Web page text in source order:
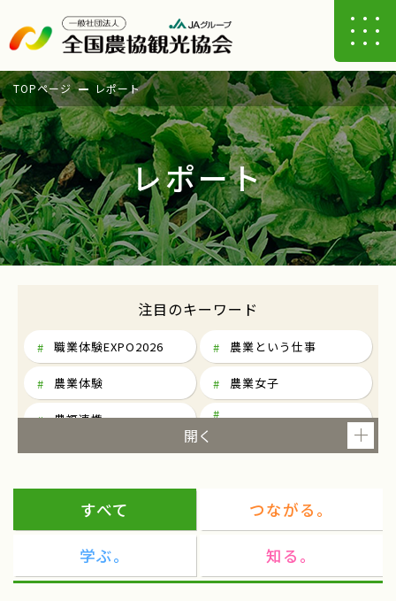
TOPページ レポート
レポート
注目のキーワード
職業体験EXPO2026 農業という仕事
農業体験 農業女子
農福連携
東京 就農
ツアー
農泊 観光
民俗芸能 民俗芸能と農村生活を考える
すべて つながる。
学ぶ。 知る。